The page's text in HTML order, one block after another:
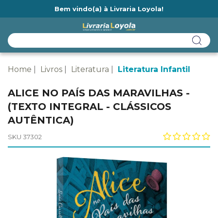
Bem vindo(a) à Livraria Loyola!
Home Livros Literatura Literatura Infantil
ALICE NO PAÍS DAS MARAVILHAS -
(TEXTO INTEGRAL - CLÁSSICOS
AUTÊNTICA)
SKU 37302